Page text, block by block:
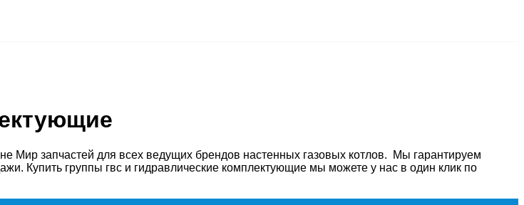
Мир запчастей для всех ведущих брендов настенных газовых котлов. Мы гарантируем
Купить группы гвс и гидравлические комплектующие мы можете у нас в один клик по